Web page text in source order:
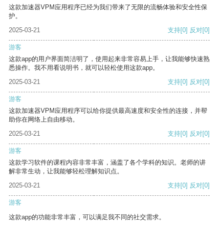
这款加速器VPM应用程序已经为我们带来了无限的流畅体验和安全性保
护。
2025-03-21
支持[0] 反对[0]
游客
这款app的用户界面简洁明了，使用起来非常容易上手，让我能够快速熟
悉操作。我不用看说明书，就可以轻松使用这款app。
2025-03-21
支持[0] 反对[0]
游客
这款加速器VPM应用程序可以给你提供最高速度和安全性的连接，并帮
助你在网络上自由移动。
2025-03-21
支持[0] 反对[0]
游客
这款学习软件的课程内容非常丰富，涵盖了各个学科的知识。老师的讲
解非常生动，让我能够轻松理解知识点。
2025-03-21
支持[0] 反对[0]
游客
这款app的功能非常丰富，可以满足我不同的社交需求。